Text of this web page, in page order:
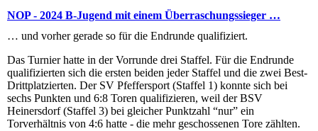
NOP - 2024 B-Jugend mit einem Überraschungssieger …
… und vorher gerade so für die Endrunde qualifiziert.
Das Turnier hatte in der Vorrunde drei Staffel. Für die Endrunde
qualifizierten sich die ersten beiden jeder Staffel und die zwei Best-
Drittplatzierten. Der SV Pfeffersport (Staffel 1) konnte sich bei
sechs Punkten und 6:8 Toren qualifizieren, weil der BSV
Heinersdorf (Staffel 3) bei gleicher Punktzahl “nur” ein
Torverhältnis von 4:6 hatte - die mehr geschossenen Tore zählten.